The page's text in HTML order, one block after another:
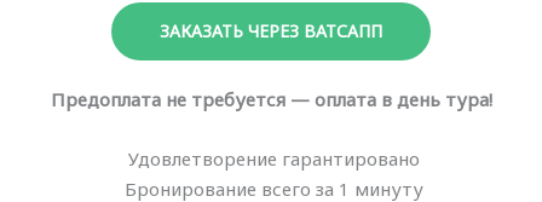
ЗАКАЗАТЬ ЧЕРЕЗ ВАТСАПП
Предоплата не требуется — оплата в день тура!
Удовлетворение гарантировано
Бронирование всего за 1 минуту